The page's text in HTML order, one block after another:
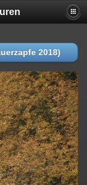
2018)